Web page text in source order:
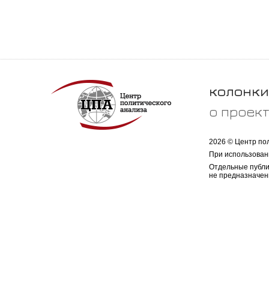
колонки
о
2026 © Центр
При
Отдельные
не